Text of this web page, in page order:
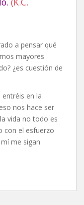
a pensar qué
mayores
¿es cuestión de
en la
nos hace ser
vida no todo es
con el esfuerzo
me sigan